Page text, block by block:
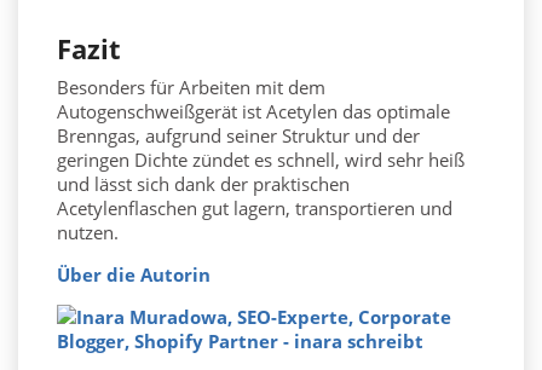
Fazit
Besonders für Arbeiten mit dem
Autogenschweißgerät ist Acetylen das optimale
Brenngas, aufgrund seiner Struktur und der
geringen Dichte zündet es schnell, wird sehr heiß
und lässt sich dank der praktischen
Acetylenflaschen gut lagern, transportieren und
nutzen.
Über die Autorin